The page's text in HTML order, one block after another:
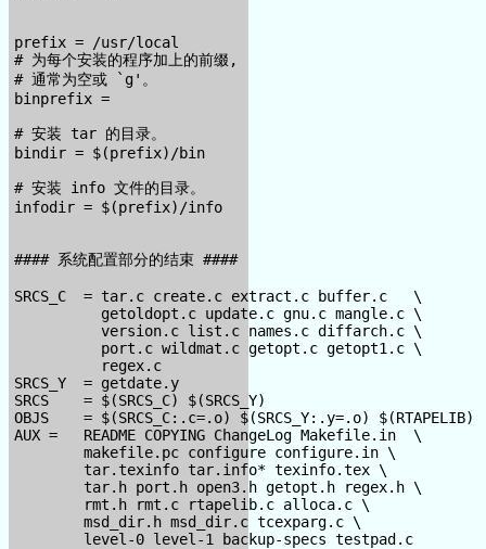
prefix = /usr/local
# 为每个安装的程序加上的前缀,
# 通常为空或 `g'。
binprefix =
# 安装 tar 的目录。
bindir = $(prefix)/bin
# 安装 info 文件的目录。
infodir = $(prefix)/info
#### 系统配置部分的结束 ####
SRCS_C  = tar.c create.c extract.c buffer.c   \
          getoldopt.c update.c gnu.c mangle.c \
          version.c list.c names.c diffarch.c \
          port.c wildmat.c getopt.c getopt1.c \
          regex.c
SRCS_Y  = getdate.y
SRCS    = $(SRCS_C) $(SRCS_Y)
OBJS    = $(SRCS_C:.c=.o) $(SRCS_Y:.y=.o) $(RTAPELIB)
AUX =   README COPYING ChangeLog Makefile.in  \
        makefile.pc configure configure.in \
        tar.texinfo tar.info* texinfo.tex \
        tar.h port.h open3.h getopt.h regex.h \
        rmt.h rmt.c rtapelib.c alloca.c \
        msd_dir.h msd_dir.c tcexparg.c \
        level-0 level-1 backup-specs testpad.c